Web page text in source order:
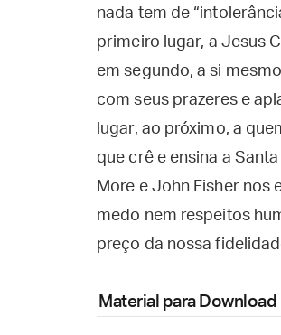
nada tem de
primeiro lugar, a Jesus
em segundo, a si
com seus prazeres e
lugar, ao próximo, a
que crê e ensina a
More e John Fisher nos
medo nem respeitos
preço da nossa
Material para Download